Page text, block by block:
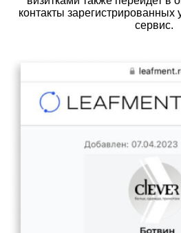
контакты зарегистрированных
сервис.